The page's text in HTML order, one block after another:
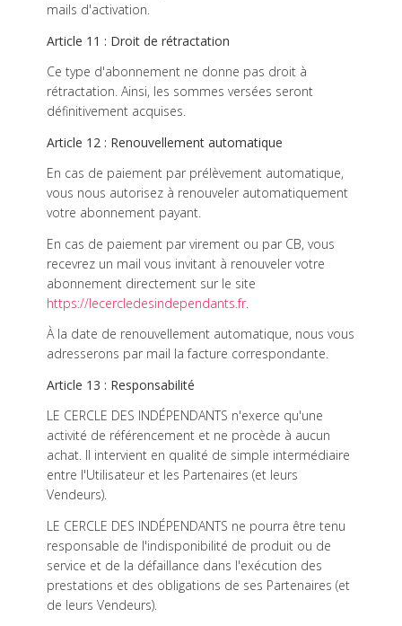
mails d'activation.
Article 11 : Droit de rétractation
Ce type d'abonnement ne donne pas droit à
rétractation. Ainsi, les sommes versées seront
définitivement acquises.
Article 12 : Renouvellement automatique
En cas de paiement par prélèvement automatique,
vous nous autorisez à renouveler automatiquement
votre abonnement payant.
En cas de paiement par virement ou par CB, vous
recevrez un mail vous invitant à renouveler votre
abonnement directement sur le site
https://lecercledesindependants.fr
À la date de renouvellement automatique, nous vous
adresserons par mail la facture correspondante.
Article 13 : Responsabilité
LE CERCLE DES INDÉPENDANTS n'exerce qu'une
activité de référencement et ne procède à aucun
achat. Il intervient en qualité de simple intermédiaire
entre l'Utilisateur et les Partenaires (et leurs
Vendeurs).
LE CERCLE DES INDÉPENDANTS ne pourra être tenu
responsable de l'indisponibilité de produit ou de
service et de la défaillance dans l'exécution des
prestations et des obligations de ses Partenaires (et
de leurs Vendeurs).